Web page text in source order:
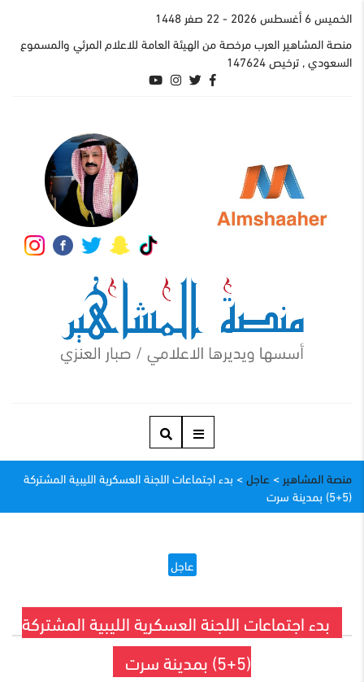
الخميس 6 أغسطس 2026
- 22 صفر 1448
منصة المشاهير العرب مرخصة من الهيئة العامة للاعلام المرئي والمسموع
السعودي , ترخيص 147624
منصة المشاهير > عاجل> بدء اجتماعات اللجنة العسكرية الليبية المشتركة
(5+5) بمدينة سرت
عاجل
بدء اجتماعات اللجنة العسكرية الليبية المشتركة
(5+5) بمدينة سرت